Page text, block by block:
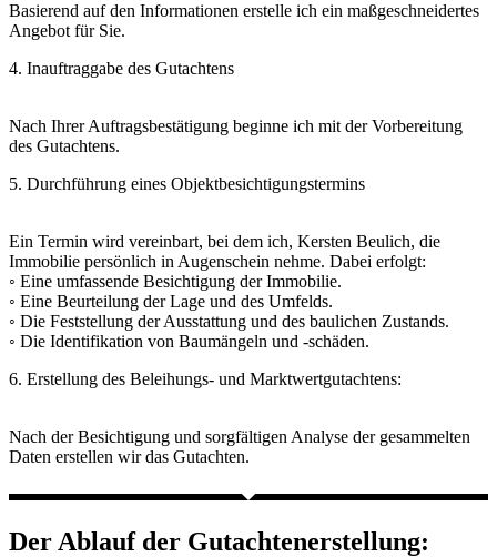
Basierend auf den Informationen erstelle ich ein maßgeschneidertes
Angebot für Sie.
4. Inauftraggabe des Gutachtens
Nach Ihrer Auftragsbestätigung beginne ich mit der Vorbereitung
des Gutachtens.
5. Durchführung eines Objektbesichtigungstermins
Ein Termin wird vereinbart, bei dem ich, Kersten Beulich, die
Immobilie persönlich in Augenschein nehme. Dabei erfolgt:
◦ Eine umfassende Besichtigung der Immobilie.
◦ Eine Beurteilung der Lage und des Umfelds.
◦ Die Feststellung der Ausstattung und des baulichen Zustands.
◦ Die Identifikation von Baumängeln und -schäden.
6. Erstellung des Beleihungs- und Marktwertgutachtens:
Nach der Besichtigung und sorgfältigen Analyse der gesammelten
Daten erstellen wir das Gutachten.
Der Ablauf der Gutachtenerstellung: